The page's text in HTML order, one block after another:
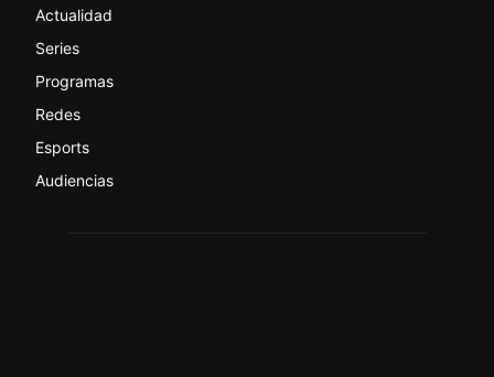
Actualidad
Series
Programas
Redes
Esports
Audiencias